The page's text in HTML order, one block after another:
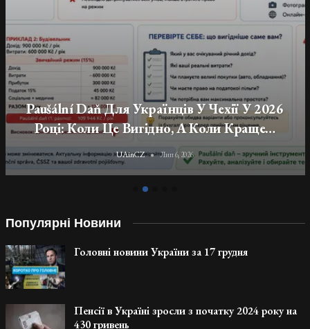
Податки, Соціальне Та Медичне
Страхування Для Українців-Підприємців У
Чехії
UAinCZ Лип 6, 2026
Популярні Новини
Головні новини України за 17 грудня
Пенсії в Україні зросли з початку 2024 року на
430 гривень